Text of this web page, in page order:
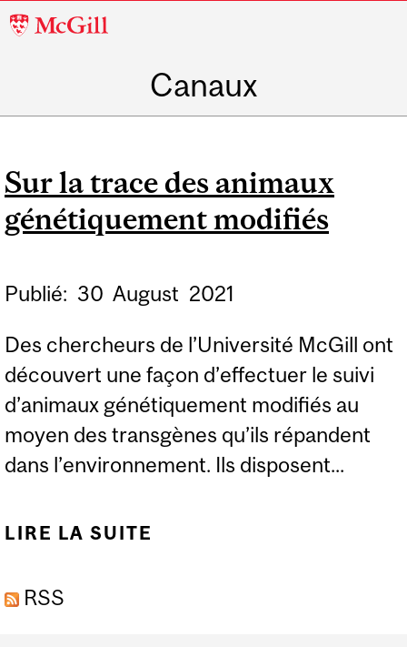
McGill
Canaux
Sur la trace des animaux
génétiquement modifiés
Publié: 30 August 2021
Des chercheurs de l’Université McGill ont
découvert une façon d’effectuer le suivi
d’animaux génétiquement modifiés au
moyen des transgènes qu’ils répandent
dans l’environnement. Ils disposent...
LIRE LA SUITE
RSS